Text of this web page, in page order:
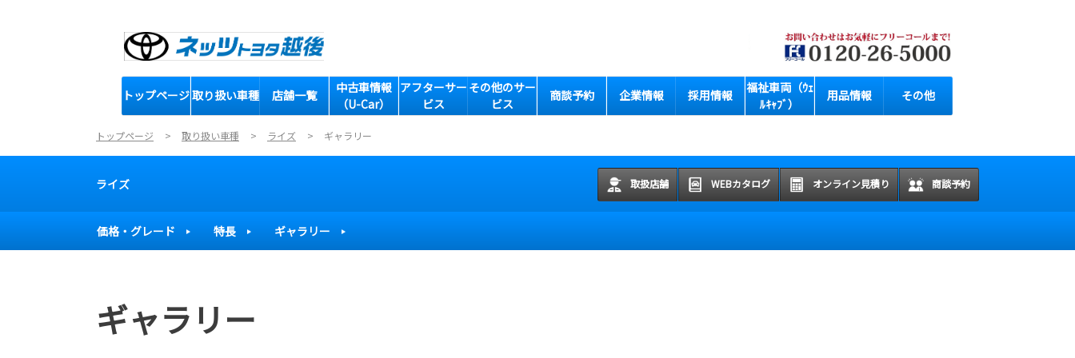
トップページ取り扱い車種 店舗一覧
中古車情報
（U-Car）
アフターサー
ビス
その他のサー
ビス
商談予約 企業情報 採用情報
福祉車両（ｳｪ
ﾙｷｬﾌﾞ）
用品情報 その他
トップページ 取り扱い車種 ライズ ギャラリー
ライズ 取扱店舗 WEBカタログ オンライン見積り 商談予約
価格・グレード 特長 ギャラリー
ギャラリー